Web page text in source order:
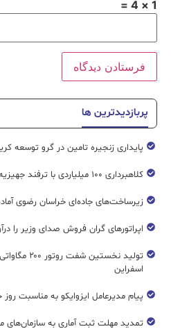
1 × 4 =
پربازدیدترین ها
پایداری زنجیره تامین در گرو توسعه
کلاهبرداری ۱۰۰ میلیاردی با ترفند جهیزیه در فضای مجازی
زیرساخت‌های جاده‌ای خراسان رضوی
اپراتورهای گران فروش صدای وزیر را
تولید
اسفراین
پیام مدیرعامل ایزوایکو به مناسبت روز
تمدید مهلت ثبت آماری به سازمان‌های